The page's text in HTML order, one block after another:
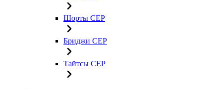
Шорты CEP
Бриджи CEP
Тайтсы CEP